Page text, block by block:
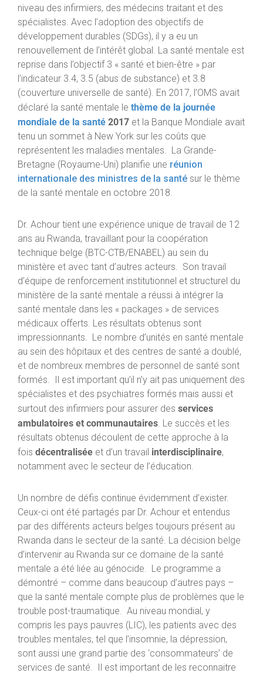
niveau des infirmiers, des médecins traitant et des
spécialistes. Avec l’adoption des objectifs de
développement durables (SDGs), il y a eu un
renouvellement de l’intérêt global. La santé mentale est
reprise dans l’objectif 3 « santé et bien-être » par
l’indicateur 3.4, 3.5 (abus de substance) et 3.8
(couverture universelle de santé). En 2017, l’OMS avait
déclaré la santé mentale le thème de la journée
mondiale de la santé2017 et la Banque Mondiale avait
tenu un sommet à New York sur les coûts que
représentent les maladies mentales. La Grande-
Bretagne (Royaume-Uni) planifie une réunion
internationale des ministres de la santé sur le thème
de la santé mentale en octobre 2018.
Dr. Achour tient une expérience unique de travail de 12
ans au Rwanda, travaillant pour la coopération
technique belge (BTC-CTB/ENABEL) au sein du
ministère et avec tant d’autres acteurs. Son travail
d’équipe de renforcement institutionnel et structurel du
ministère de la santé mentale a réussi à intégrer la
santé mentale dans les « packages » de services
médicaux offerts. Les résultats obtenus sont
impressionnants. Le nombre d’unités en santé mentale
au sein des hôpitaux et des centres de santé a doublé,
et de nombreux membres de personnel de santé sont
formés. Il est important qu’il n’y ait pas uniquement des
spécialistes et des psychiatres formés mais aussi et
surtout des infirmiers pour assurer des services
ambulatoires et communautaires. Le succès et les
résultats obtenus découlent de cette approche à la
fois décentralisée et d’un travail interdisciplinaire,
notamment avec le secteur de l’éducation.
Un nombre de défis continue évidemment d’exister.
Ceux-ci ont été partagés par Dr. Achour et entendus
par des différents acteurs belges toujours présent au
Rwanda dans le secteur de la santé. La décision belge
d’intervenir au Rwanda sur ce domaine de la santé
mentale a été liée au génocide. Le programme a
démontré – comme dans beaucoup d’autres pays –
que la santé mentale compte plus de problèmes que le
trouble post-traumatique. Au niveau mondial, y
compris les pays pauvres (LIC), les patients avec des
troubles mentales, tel que l’insomnie, la dépression,
sont aussi une grand partie des ‘consommateurs’ de
services de santé. Il est important de les reconnaitre